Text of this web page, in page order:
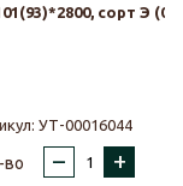
сорт Э
УТ-00016044
во – +